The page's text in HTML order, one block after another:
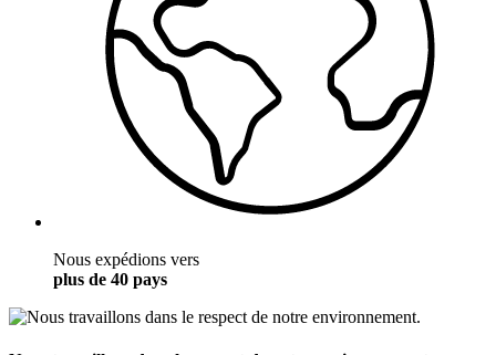
Nous expédions vers
plus de 40 pays